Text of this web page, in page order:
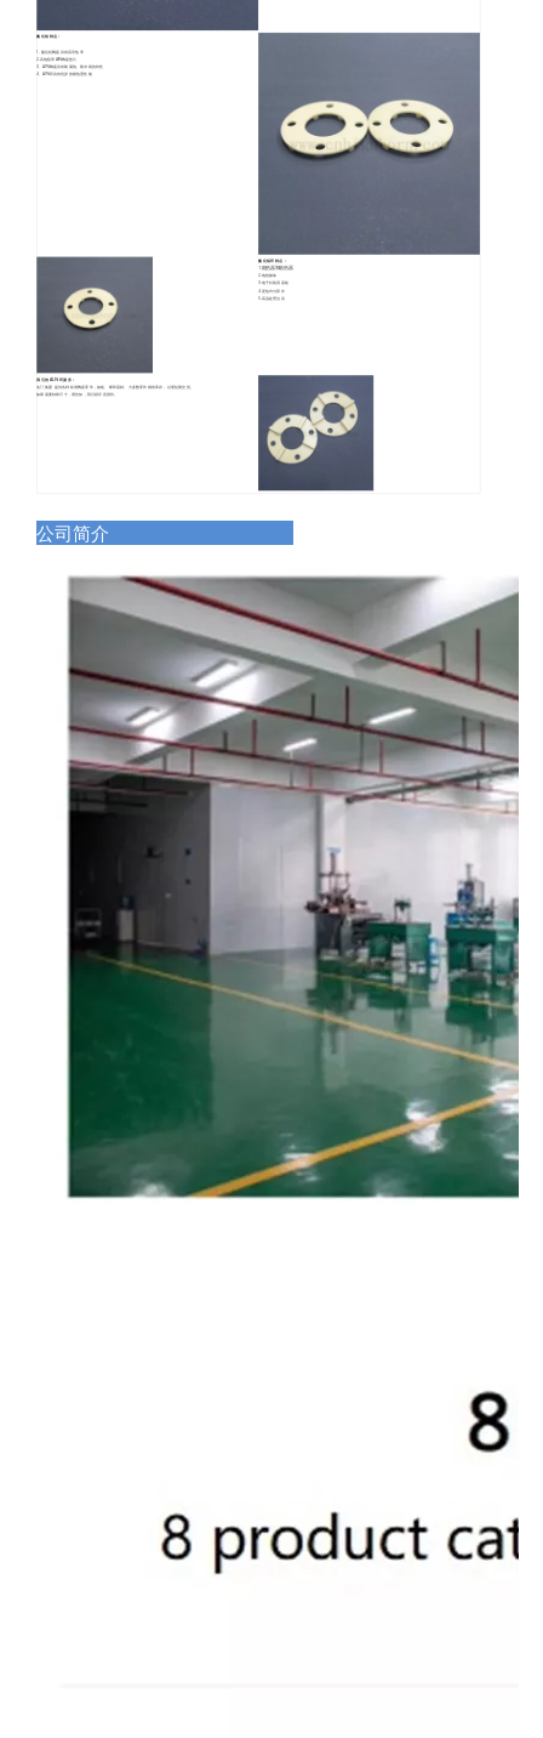
氮化铝特点：
1. 氮化铝陶瓷具有高导热率
2.高电阻率AlN陶瓷垫片
3、AlN陶瓷具有耐腐蚀、耐冲刷的特性
4、AlN环具有优异的耐热震性能
氮化铝环特点：
1.散热器和散热器
2.电绝缘体
3.电子封装用基板
4.受热均匀部件
5.高温处理治具
我们的 ALN 环服务：
名门集团 提供各种标准陶瓷零件，如板、棒和基材。大多数零件都有库存，以便短期交货。
如果需要特殊尺寸，请告知，我们很乐意报价。
公司简介